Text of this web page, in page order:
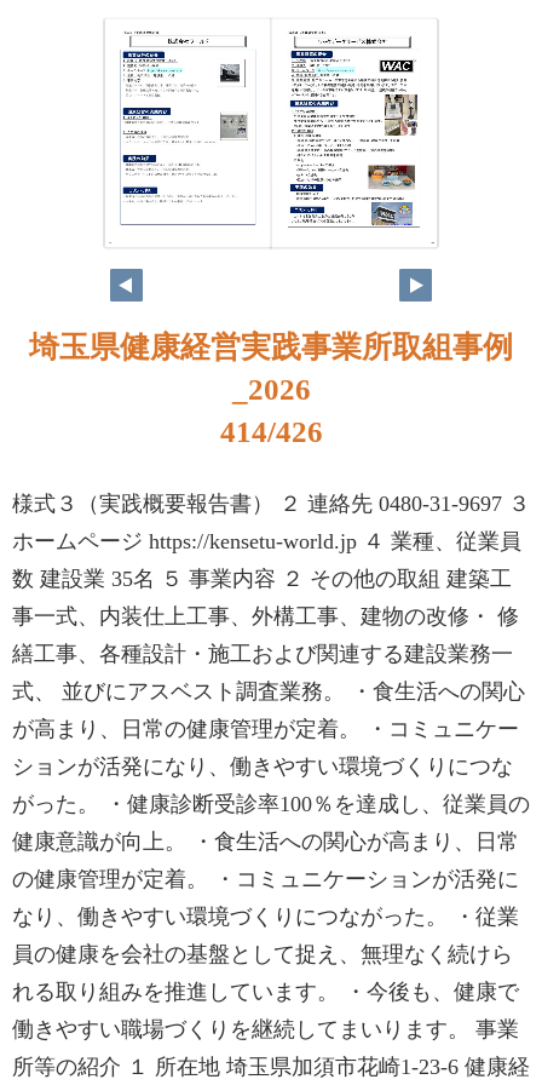
398 399
埼玉県健康経営実践事業所取組事例
_2026
414/426
様式３（実践概要報告書） ２ 連絡先 0480-31-9697 ３
ホームページ https://kensetu-world.jp ４ 業種、従業員
数 建設業 35名 ５ 事業内容 ２ その他の取組 建築工
事一式、内装仕上工事、外構工事、建物の改修・ 修
繕工事、各種設計・施工および関連する建設業務一
式、 並びにアスベスト調査業務。 ・食生活への関心
が高まり、日常の健康管理が定着。 ・コミュニケー
ションが活発になり、働きやすい環境づくりにつな
がった。 ・健康診断受診率100％を達成し、従業員の
健康意識が向上。 ・食生活への関心が高まり、日常
の健康管理が定着。 ・コミュニケーションが活発に
なり、働きやすい環境づくりにつながった。 ・従業
員の健康を会社の基盤として捉え、無理なく続けら
れる取り組みを推進しています。 ・今後も、健康で
働きやすい職場づくりを継続してまいります。 事業
所等の紹介 １ 所在地 埼玉県加須市花崎1-23-6 健康経